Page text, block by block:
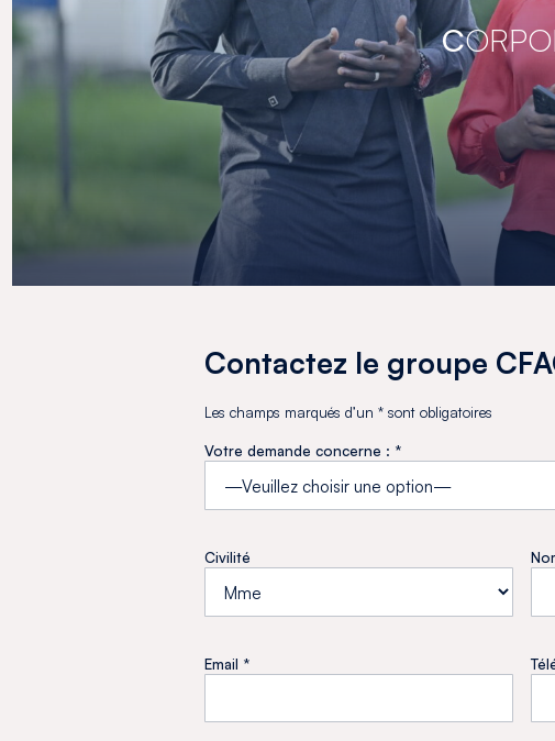
C
Contactez le groupe
Les champs marqués d’un * sont obligatoires
Votre demande concerne : *
Civilité
Email *